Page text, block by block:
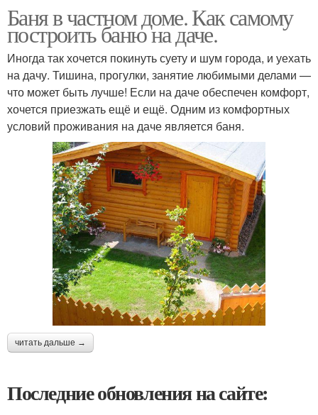
Баня в частном доме. Как самому
построить баню на даче.
Иногда так хочется покинуть суету и шум города, и уехать
на дачу. Тишина, прогулки, занятие любимыми делами —
что может быть лучше! Если на даче обеспечен комфорт,
хочется приезжать ещё и ещё. Одним из комфортных
условий проживания на даче является баня.
читать дальше →
Последние обновления на сайте: